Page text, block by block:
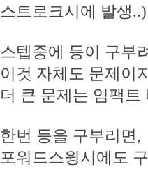
스트로크시에 발생..)
스텝중에 등이 구부
이것 자체도 문제이
더 큰 문제는 임팩
한번 등을 구부리면,
포워드스윙시에도